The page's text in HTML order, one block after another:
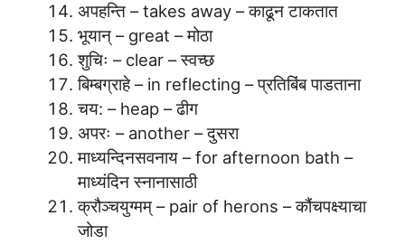
अपहन्ति – takes away – काढून टाकतात
भूयान् – great – मोठा
शुचिः – clear – स्वच्छ
बिम्बग्राहे – in reflecting – प्रतिबिंब पाडताना
चय: – heap – ढीग
अपरः – another – दुसरा
माध्यन्दिनसवनाय – for afternoon bath –
माध्यंदिन स्नानासाठी
क्रौञ्चयुग्मम् – pair of herons – कौंचपक्ष्याचा
जोडा